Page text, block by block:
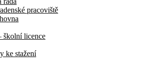
pracoviště
školní licence
ke stažení